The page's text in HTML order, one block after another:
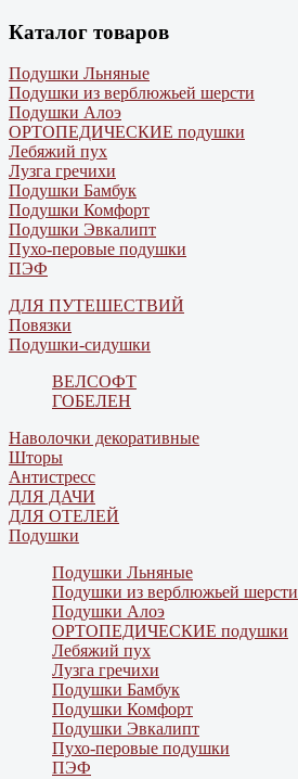
Каталог товаров
Подушки Льняные
Подушки из верблюжьей шерсти
Подушки Алоэ
ОРТОПЕДИЧЕСКИЕ подушки
Лебяжий пух
Лузга гречихи
Подушки Бамбук
Подушки Комфорт
Подушки Эвкалипт
Пухо-перовые подушки
ПЭФ
ДЛЯ ПУТЕШЕСТВИЙ
Повязки
Подушки-сидушки
ВЕЛСОФТ
ГОБЕЛЕН
Наволочки декоративные
Шторы
Антистресс
ДЛЯ ДАЧИ
ДЛЯ ОТЕЛЕЙ
Подушки
Подушки Льняные
Подушки из верблюжьей шерсти
Подушки Алоэ
ОРТОПЕДИЧЕСКИЕ подушки
Лебяжий пух
Лузга гречихи
Подушки Бамбук
Подушки Комфорт
Подушки Эвкалипт
Пухо-перовые подушки
ПЭФ